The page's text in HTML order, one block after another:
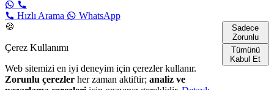
Hızlı Arama
WhatsApp
🍪
Çerez Kullanımı
Web sitemizi en iyi deneyim için çerezler kullanır.
Zorunlu çerezler her zaman aktiftir; analiz ve
Sadece
Zorunlu
Tümünü
Kabul Et